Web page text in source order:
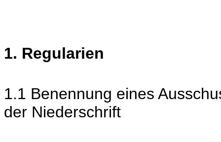
1. Regularien
1.1 Benennung eines
der Niederschrift